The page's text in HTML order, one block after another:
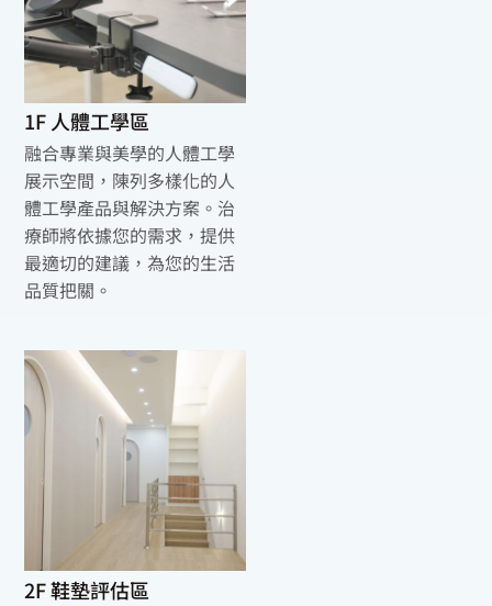
1F 人體工學區
融合專業與美學的人體工學
展示空間，陳列多樣化的人
體工學產品與解決方案。治
療師將依據您的需求，提供
最適切的建議，為您的生活
品質把關。
2F 鞋墊評估區